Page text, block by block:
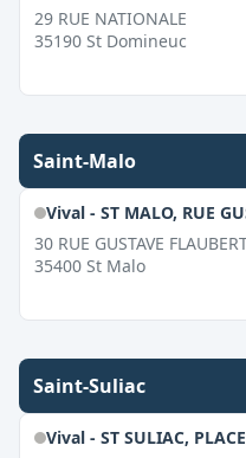
29 RUE NATIONALE
35190 St Domineuc
Saint-Malo
Vival - ST MALO, RUE
30 RUE GUSTAVE
35400 St Malo
Saint-Suliac
Vival - ST SULIAC,